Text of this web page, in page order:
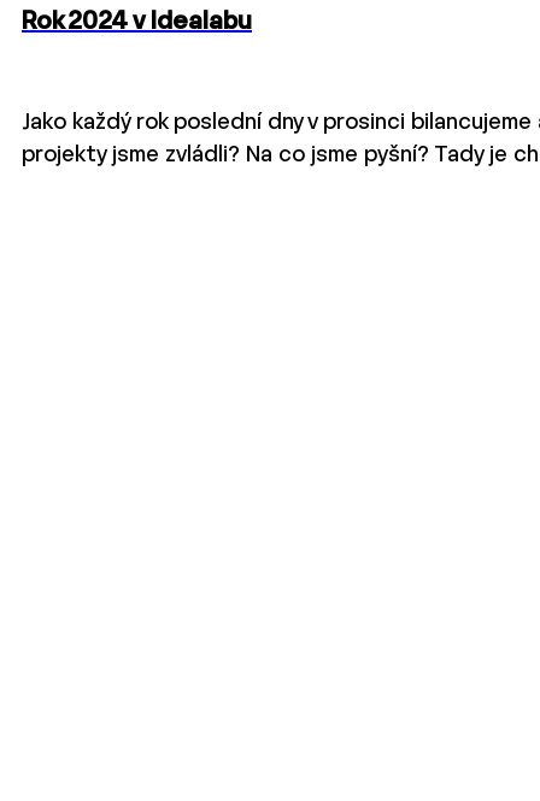
Rok 2024 v Idealabu
Jako každý rok poslední dny v prosinci
projekty jsme zvládli? Na co jsme pyšní? Tady je